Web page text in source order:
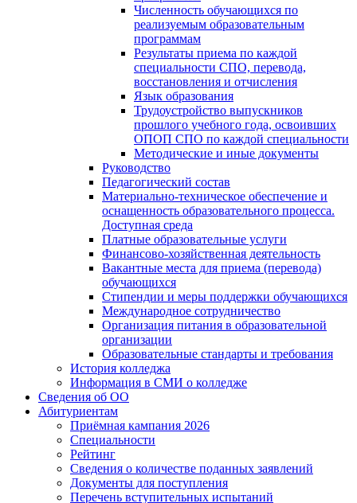
Численность обучающихся по
реализуемым образовательным
программам
Результаты приема по каждой
специальности СПО, перевода,
восстановления и отчисления
Язык образования
Трудоустройство выпускников
прошлого учебного года, освоивших
ОПОП СПО по каждой специальности
Методические и иные документы
Руководство
Педагогический состав
Материально-техническое обеспечение и
оснащенность образовательного процесса.
Доступная среда
Платные образовательные услуги
Финансово-хозяйственная деятельность
Вакантные места для приема (перевода)
обучающихся
Стипендии и меры поддержки обучающихся
Международное сотрудничество
Организация питания в образовательной
организации
Образовательные стандарты и требования
История колледжа
Информация в СМИ о колледже
Сведения об ОО
Абитуриентам
Приёмная кампания 2026
Специальности
Рейтинг
Сведения о количестве поданных заявлений
Документы для поступления
Перечень вступительных испытаний